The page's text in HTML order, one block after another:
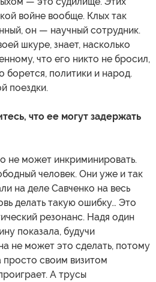
войне вообще. Клых так
он — научный сотрудник.
шкуре, знает, насколько
что его никто не бросил,
борется, политики и народ.
поездки.
что ее могут задержать
не может инкриминировать.
человек. Они уже и так
на деле Савченко на весь
делать такую ошибку… Это
резонанс. Надя один
показала, будучи
не может это сделать, потому
своим визитом
А трусы